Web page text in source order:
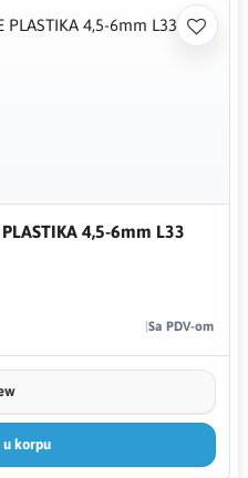
4,5-6mm L33
Sa PDV-om
u korpu